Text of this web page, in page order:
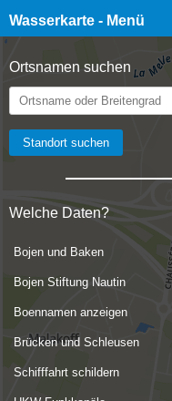
Wasserkarte - Menü
Ortsnamen suchen
Welche Daten?
Bojen und Baken
Bojen Stiftung Nautin
Boennamen anzeigen
Brücken und Schleusen
Schifffahrt schildern
☰ Wasserkarte Live